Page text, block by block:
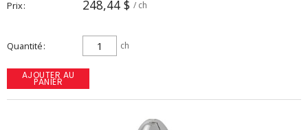
Prix 248,44 $ / ch
Quantité ch
AJOUTER AU
PANIER